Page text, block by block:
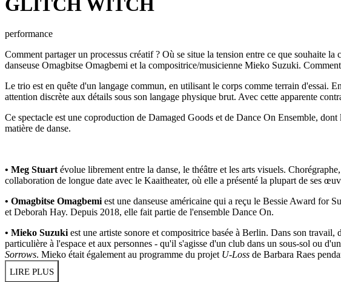
performance
Comment partager un processus créatif ? Où se situe la tension entre ce que souhaite
danseuse Omagbitse Omagbemi et la compositrice/musicienne Mieko Suzuki.
Le trio est en quête d'un langage commun, en utilisant le corps comme terrain d'essai.
attention discrète aux détails sous son langage physique brut. Avec cette apparente
Ce spectacle est une coproduction de Damaged Goods et de Dance On Ensemble, dont
matière de danse.
• Meg Stuart évolue librement entre la danse, le théâtre et les arts visuels.
collaboration de longue date avec le Kaaitheater, où elle a présenté la plupart de ses
• Omagbitse Omagbemi est une danseuse américaine qui a reçu le Bessie Award for
et Deborah Hay. Depuis 2018, elle fait partie de l'ensemble Dance On.
• Mieko Suzuki est une artiste sonore et compositrice basée à Berlin. Dans son travail,
particulière à l'espace et aux personnes - qu'il s'agisse d'un club dans un sous-sol ou
Sorrows. Mieko était également au programme du projet U-Loss de Barbara Raes
LIRE PLUS